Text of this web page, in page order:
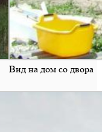
Вид на дом со двора